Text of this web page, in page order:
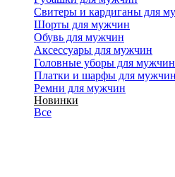
Свитеры и кардиганы для
Шорты для мужчин
Обувь для мужчин
Аксессуары для мужчин
Головные уборы для мужчин
Платки и шарфы для мужчин
Ремни для мужчин
Новинки
Все